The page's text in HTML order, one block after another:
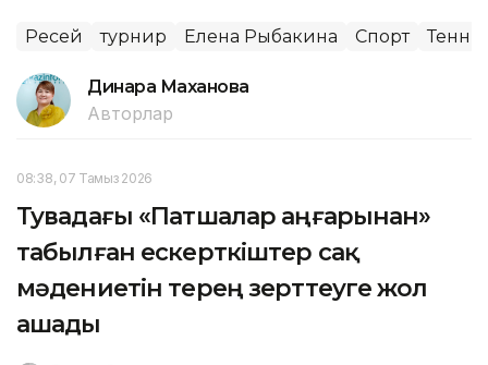
Ресей турнир Елена Рыбакина Спорт
Динара Маханова
Авторлар
08:38, 07 Тамыз 2026
Тувадағы «Патшалар аңғарынан»
табылған ескерткіштер сақ
мәдениетін терең зерттеуге жол
ашады